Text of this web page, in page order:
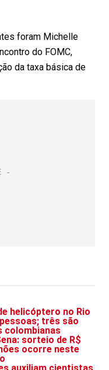
foram Michelle
do FOMC,
da taxa básica de